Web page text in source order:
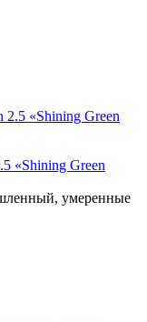
«Shining Green
умеренные